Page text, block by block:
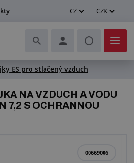
CZ CZK
ES pro stlačený vzduch
NA VZDUCH A VODU
7,2 S OCHRANNOU
00669006